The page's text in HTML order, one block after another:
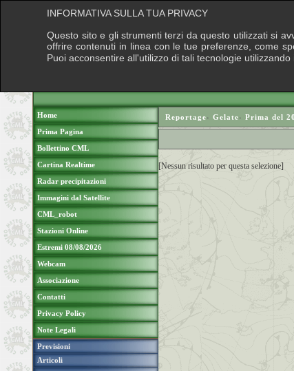
Home
Prima Pagina
Bollettino CML
Cartina Realtime
Radar precipitazioni
Immagini dal Satellite
CML_robot
Stazioni Online
Estremi 08/08/2026
Webcam
Associazione
Contatti
Privacy Policy
Note Legali
Previsioni
Articoli
Reportage› Gelate› Prima del
[Nessun risultato per questa selezione]
INFORMATIVA SULLA TUA PRIVACY
Questo sito e gli strumenti terzi da questo utilizzati si
offrire contenuti in linea con le tue preferenze, come
Puoi acconsentire all'utilizzo di tali tecnologie